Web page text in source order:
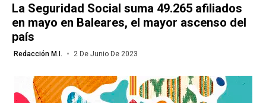
La Seguridad Social suma 49.265 afiliados
en mayo en Baleares, el mayor ascenso del
país
Redacción M.I. 2 De Junio De 2023